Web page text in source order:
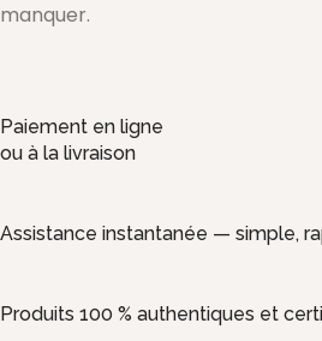
manquer.
Paiement en ligne
ou à la livraison
Assistance instantanée — simple,
Produits 100 % authentiques et